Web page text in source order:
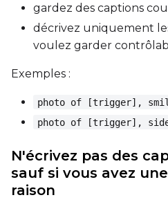
gardez des captions
décrivez uniquement
voulez garder
Exemples :
photo of [trigger],
photo of [trigger],
N'écrivez pas des
sauf si vous avez
raison